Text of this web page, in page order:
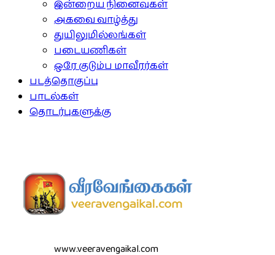
இன்றைய நினைவுகள்
அகவை வாழ்த்து
துயிலுமில்லங்கள்
படையணிகள்
ஒரே குடும்ப மாவீரர்கள்
படத்தொகுப்பு
பாடல்கள்
தொடர்புகளுக்கு
www.veeravengaikal.com